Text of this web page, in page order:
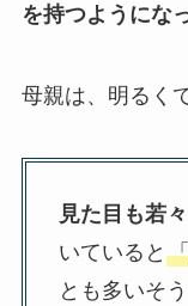
を持つようにな
母親は、明るく
見た目も若
いていると
とも多いそう